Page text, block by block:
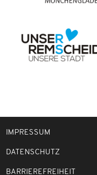
IMPRESSUM
DATENSCHUTZ
BARRIEREFREIHEIT